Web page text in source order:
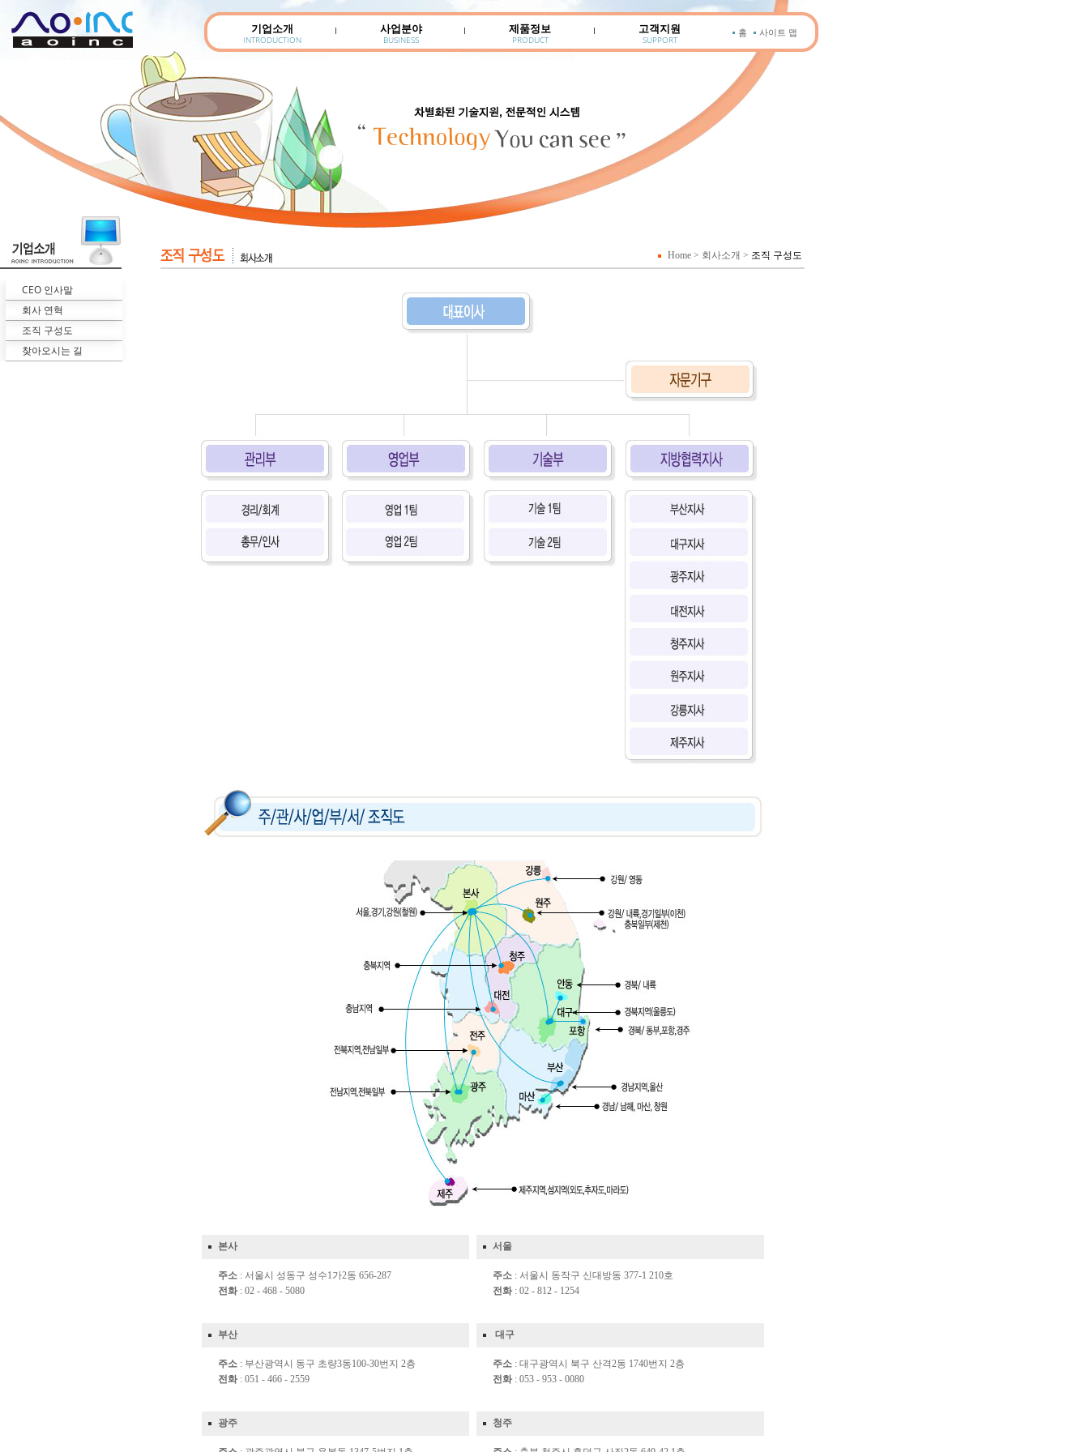
기업소개
INTRODUCTION
사업분야
BUSINESS
제품정보
PRODUCT
고객지원
SUPPORT
홈 사이트 맵
CEO 인사말
회사 연혁
조직 구성도
찾아오시는 길
Home > 회사소개 > 조직 구성도
본사
주소 : 서울시 성동구 성수1가2동 656-287
전화: 02 - 468 - 5080
부산
주소 : 부산광역시 동구 초량3동100-30번지 2층
전화: 051 - 466 - 2559
광주
서울
주소 : 서울시 동작구 신대방동 377-1 210호
전화: 02 - 812 - 1254
대구
주소 : 대구광역시 북구 산격2동 1740번지 2층
전화: 053 - 953 - 0080
청주